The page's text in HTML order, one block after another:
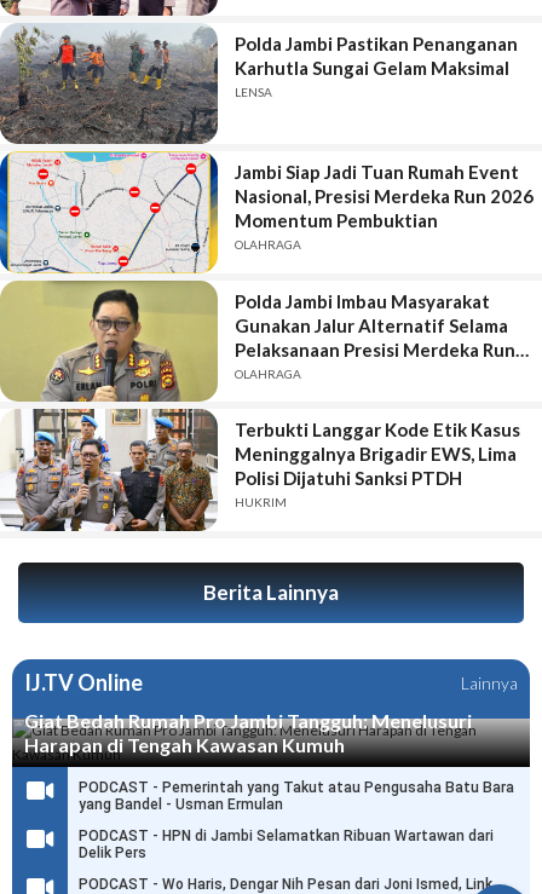
Polda Jambi Pastikan Penanganan
Karhutla Sungai Gelam Maksimal
LENSA
Jambi Siap Jadi Tuan Rumah Event
Nasional, Presisi Merdeka Run 2026
Momentum Pembuktian
OLAHRAGA
Polda Jambi Imbau Masyarakat
Gunakan Jalur Alternatif Selama
Pelaksanaan Presisi Merdeka Run
2026
OLAHRAGA
Terbukti Langgar Kode Etik Kasus
Meninggalnya Brigadir EWS, Lima
Polisi Dijatuhi Sanksi PTDH
HUKRIM
Berita Lainnya
IJ.TV Online Lainnya
Giat Bedah Rumah Pro Jambi Tangguh: Menelusuri
Harapan di Tengah Kawasan Kumuh
PODCAST - Pemerintah yang Takut atau Pengusaha Batu Bara
yang Bandel - Usman Ermulan
PODCAST - HPN di Jambi Selamatkan Ribuan Wartawan dari
Delik Pers
PODCAST - Wo Haris, Dengar Nih Pesan dari Joni Ismed, Link